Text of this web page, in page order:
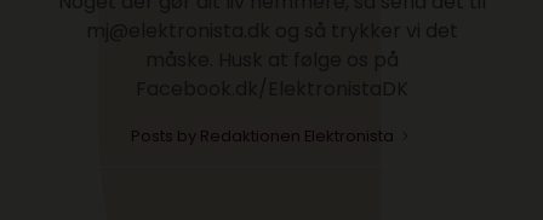
Posts by Redaktionen Elektronista